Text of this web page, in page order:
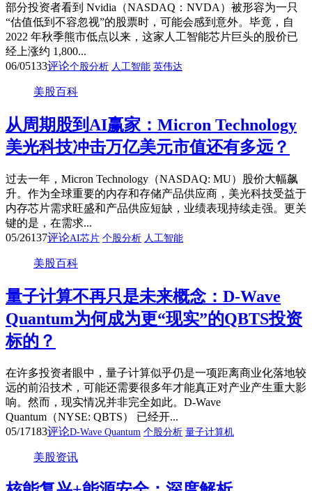
部分投资者看到 Nvidia（NASDAQ：NVDA）被形容为一只
“估值低到不容忽视”的股票时，可能会感到意外。毕竟，自
2022 年秋季熊市低点以来，这家人工智能芯片巨头的股价已
经上涨约 1,800...
06/05133评论个股分析 人工智能 英伟达
美股百科
从周期股到AI赢家：Micron Technology
美光科技冲击万亿美元市值还有多远？
过去一年，Micron Technology（NASDAQ: MU）股价大幅飙
升。作为全球重要的内存和存储产品供应商，美光科技受益于
内存芯片需求旺盛和产品供应短缺，业绩表现持续走强。更关
键的是，在需求...
05/26137评论AI芯片 个股分析 人工智能
美股百科
量子计算不再只是未来概念：D-Wave
Quantum为何成为更“现实”的QBTS投资
标的？
在许多投资者眼中，量子计算似乎仍是一项距离商业化落地较
远的前沿技术，可能还需要很多年才能真正对产业产生重大影
响。然而，现实情况并非完全如此。D-Wave
Quantum（NYSE: QBTS） 已经开...
05/17183评论D-Wave Quantum 个股分析 量子计算机
美股资讯